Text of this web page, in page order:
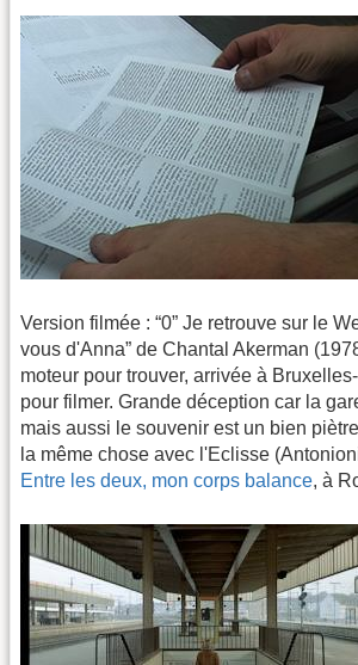
Version filmée : “0” Je retrouve sur le
vous d'Anna” de Chantal Akerman
moteur pour trouver, arrivée à
pour filmer. Grande déception car la
mais aussi le souvenir est un bien
la même chose avec l'Eclisse
Entre les deux, mon corps balance, à